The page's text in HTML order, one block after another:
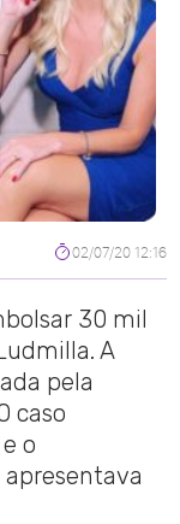
02/07/20 12:16
30 mil
A
pela
caso
o